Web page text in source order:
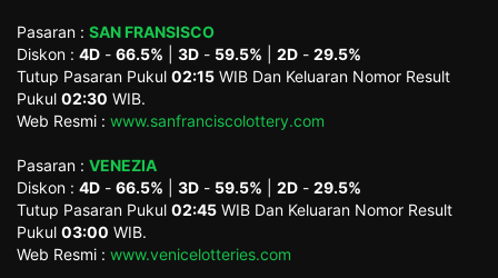
Pasaran : SAN FRANSISCO
Diskon : 4D - 66.5% 3D - 59.5% 2D - 29.5%
Tutup Pasaran Pukul 02:15 WIB Dan Keluaran Nomor Result
Pukul 02:30 WIB.
Web Resmi : www.sanfranciscolottery.com
Pasaran : VENEZIA
Diskon : 4D - 66.5% 3D - 59.5% 2D - 29.5%
Tutup Pasaran Pukul 02:45 WIB Dan Keluaran Nomor Result
Pukul 03:00 WIB.
Web Resmi : www.venicelotteries.com